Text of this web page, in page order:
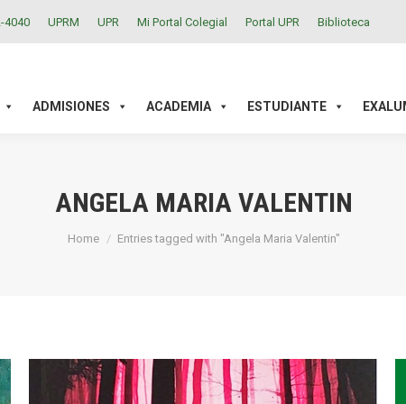
4040 UPRM UPR Mi Portal Colegial Portal UPR Biblioteca
ADMISIONES ACADEMIA ESTUDIANTE
ANGELA MARIA VALENTIN
You are here:
Home Entries tagged with "Angela Maria Valentin"